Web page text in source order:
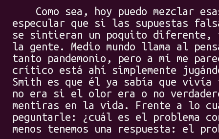
Como sea, hoy puedo mezclar
especular que si las supuestas
se sintieran un poquito diferente,
la gente. Medio mundo llama al
tanto pandemonio, pero a mí me
crítico está ahí simplemente
Smith es que él ya sabía que vivía
no era si el olor era o no
mentiras en la vida. Frente a lo
peguntarle: ¿cuál es el problema
menos tenemos una respuesta: el